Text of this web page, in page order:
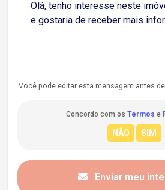
Você pode editar esta mensagem antes de
Concordo com os Termos e
Enviar meu